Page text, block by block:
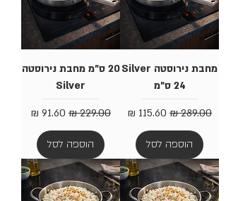
מחבת נירוסטה Silver
24 ס"מ
מחיר רגיל מחיר מבצע
הוספה לסל
20 ס"מ מחבת נירוסטה
Silver
מחיר רגיל מחיר מבצע
הוספה לסל